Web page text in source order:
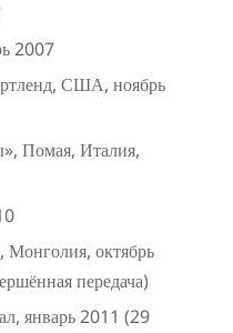
2007
США, ноябрь
Помая, Италия,
октябрь
передача)
январь 2011 (29